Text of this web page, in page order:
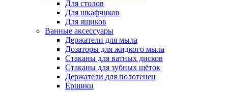
Для столов
Для шкафчиков
Для ящиков
Ванные аксессуары
Держатели для мыла
Дозаторы для жидкого мыла
Стаканы для ватных дисков
Стаканы для зубных щёток
Держатели для полотенец
Ёршики